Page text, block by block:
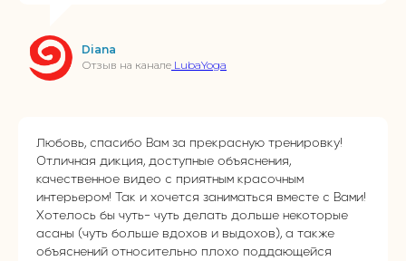
Diana
Отзыв на канале LubaYoga
Любовь, спасибо Вам за прекрасную тренировку!
Отличная дикция, доступные объяснения,
качественное видео с приятным красочным
интерьером! Так и хочется заниматься вместе с Вами!
Хотелось бы чуть- чуть делать дольше некоторые
асаны (чуть больше вдохов и выдохов), а также
объяснений относительно плохо поддающейся